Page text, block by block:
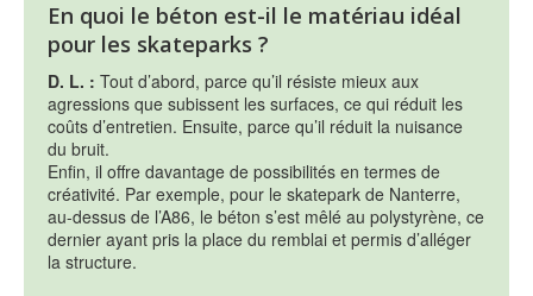
En quoi le béton est-il le matériau idéal
pour les skateparks ?
D. L. : Tout d’abord, parce qu’il résiste mieux aux
agressions que subissent les surfaces, ce qui réduit les
coûts d’entretien. Ensuite, parce qu’il réduit la nuisance
du bruit.
Enfin, il offre davantage de possibilités en termes de
créativité. Par exemple, pour le skatepark de Nanterre,
au-dessus de l’A86, le béton s’est mêlé au polystyrène, ce
dernier ayant pris la place du remblai et permis d’alléger
la structure.